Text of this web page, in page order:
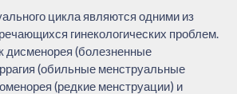
цикла являются одними из
гинекологических проблем.
дисменорея (болезненные
(обильные менструальные
(редкие менструации) и